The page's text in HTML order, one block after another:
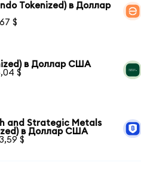
Tokenized) в Доллар
$
в Доллар США
$
and Strategic Metals
в Доллар США
$